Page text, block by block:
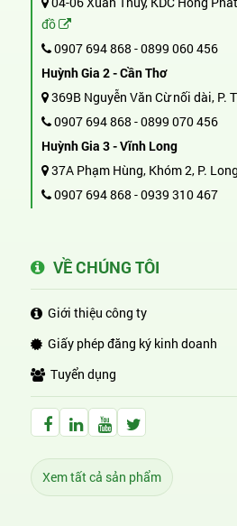
đồ
0907 694 868 -0899 060 456
Huỳnh Gia 2 - Cần Thơ
369B Nguyễn Văn Cừ nối dài, P.
0907 694 868 -0899 070 456
Huỳnh Gia 3 - Vĩnh Long
37A Phạm Hùng, Khóm 2, P.
0907 694 868 -0939 310 467
VỀ CHÚNG TÔI
Giới thiệu công ty
Giấy phép đăng ký kinh doanh
Tuyển dụng
Facebook Huỳnh Gia Alpha
LinkedIn Huỳnh Gia
YouTube Huỳnh
Twitter Huỳnh
Xem tất cả sản phẩm